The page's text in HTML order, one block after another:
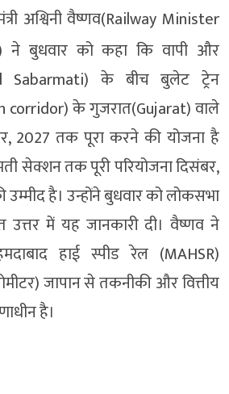
अश्विनी वैष्णव(Railway Minister
ने बुधवार को कहा कि वापी और
Sabarmati) के बीच बुलेट ट्रेन
corridor) के गुजरात(Gujarat) वाले
2027 तक पूरा करने की योजना है
सेक्शन तक पूरी परियोजना दिसंबर,
है। उन्होंने बुधवार को लोकसभा
उत्तर में यह जानकारी दी। वैष्णव ने
हाई स्पीड रेल (MAHSR)
जापान से तकनीकी और वित्तीय
है।